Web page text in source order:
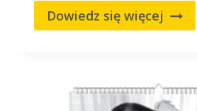
Dowiedz się więcej